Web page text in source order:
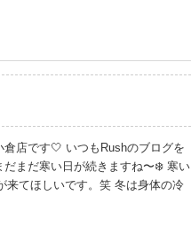
店です🤍 いつもRushのブログを
まだ寒い日が続きますね〜❄️ 寒い
来てほしいです。笑 冬は身体の冷